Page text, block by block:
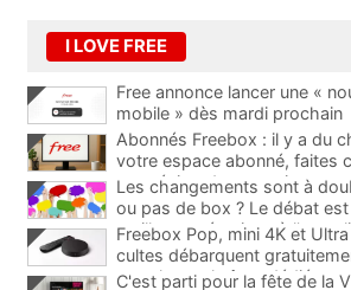
I LOVE FREE
Free annonce lancer une «
mobile » dès mardi prochain
Abonnés Freebox : il y a du
votre espace abonné, faites
pour éviter de mauvaises
Les changements sont à
ou pas de box ? Le débat
meilleures réactions à
télécoms
Freebox Pop, mini 4K et
cultes débarquent
avec leurs chaînes dédiées
C'est parti pour la fête de la